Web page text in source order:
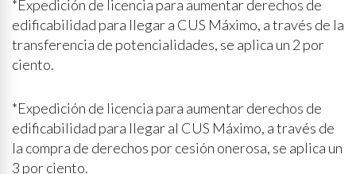
*Expedición de licencia para aumentar derechos de
edificabilidad para llegar a CUS Máximo, a través de la
transferencia de potencialidades, se aplica un 2 por
ciento.
*Expedición de licencia para aumentar derechos de
edificabilidad para llegar al CUS Máximo, a través de
la compra de derechos por cesión onerosa, se aplica un
3 por ciento.